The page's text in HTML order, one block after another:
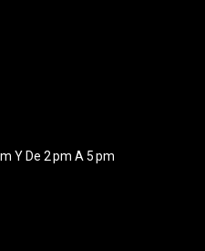
Y De 2 Pm A 5 Pm